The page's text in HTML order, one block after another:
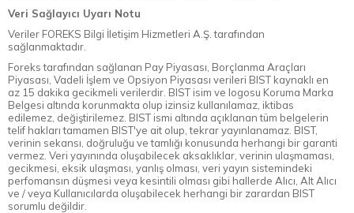
Veri Sağlayıcı Uyarı Notu
Veriler FOREKS Bilgi İletişim Hizmetleri A.Ş. tarafından
sağlanmaktadır.
Foreks tarafından sağlanan Pay Piyasası, Borçlanma Araçları
Piyasası, Vadeli İşlem ve Opsiyon Piyasası verileri BIST kaynaklı en
az 15 dakika gecikmeli verilerdir. BIST isim ve logosu Koruma Marka
Belgesi altında korunmakta olup izinsiz kullanılamaz, iktibas
edilemez, değiştirilemez. BIST ismi altında açıklanan tüm belgelerin
telif hakları tamamen BIST'ye ait olup, tekrar yayınlanamaz. BIST,
verinin sekansı, doğruluğu ve tamlığı konusunda herhangi bir garanti
vermez. Veri yayınında oluşabilecek aksaklıklar, verinin ulaşmaması,
gecikmesi, eksik ulaşması, yanlış olması, veri yayın sistemindeki
perfomansın düşmesi veya kesintili olması gibi hallerde Alıcı, Alt Alıcı
ve / veya Kullanıcılarda oluşabilecek herhangi bir zarardan BIST
sorumlu değildir.